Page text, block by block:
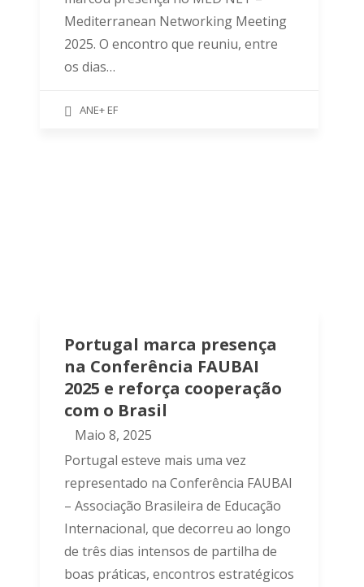
Mediterranean Networking Meeting
2025. O encontro que reuniu, entre
os dias…
ANE+ EF
Portugal marca presença
na Conferência FAUBAI
2025 e reforça cooperação
com o Brasil
Maio 8, 2025
Portugal esteve mais uma vez
representado na Conferência FAUBAI
– Associação Brasileira de Educação
Internacional, que decorreu ao longo
de três dias intensos de partilha de
boas práticas, encontros estratégicos